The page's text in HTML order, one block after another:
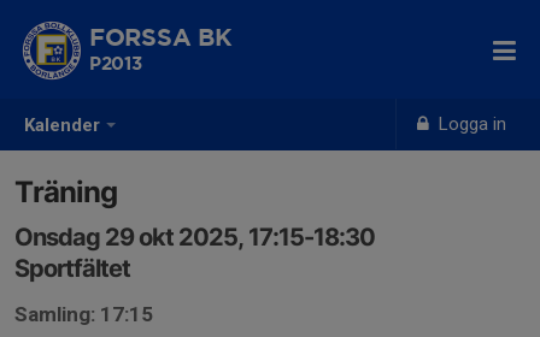
Kalender Logga in
FORSSA BK
P2013
Träning
Onsdag 29 okt 2025, 17:15-18:30
Sportfältet
Samling: 17:15